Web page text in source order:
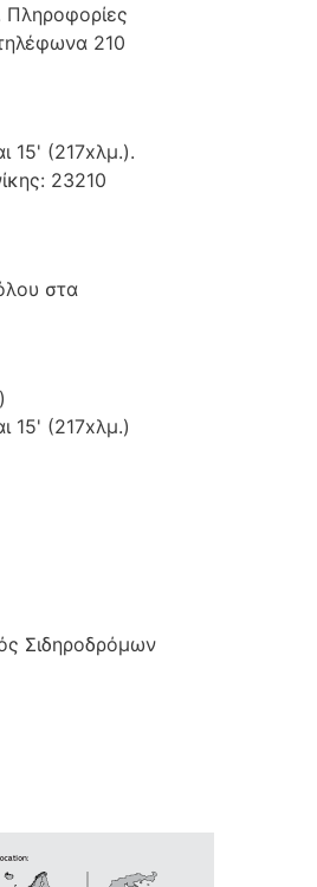
210
15' (217xλμ.).
23210
στα
15' (217xλμ.)
Σιδηροδρόμων